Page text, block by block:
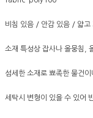
비침 있음 / 안감 있음 / 얇고
소재 특성상 잡사나 올뭉침,
섬세한 소재로 뾰족한 물건
세탁시 변형이 있을 수 있어